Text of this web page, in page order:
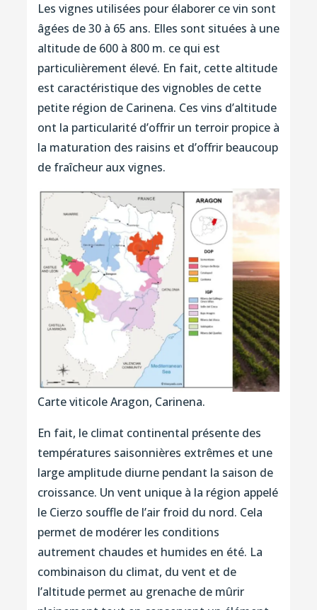
Les vignes utilisées pour élaborer ce vin sont
âgées de 30 à 65 ans. Elles sont situées à une
altitude de 600 à 800 m. ce qui est
particulièrement élevé. En fait, cette altitude
est caractéristique des vignobles de cette
petite région de Carinena. Ces vins d’altitude
ont la particularité d’offrir un terroir propice à
la maturation des raisins et d’offrir beaucoup
de fraîcheur aux vignes.
Carte viticole Aragon, Carinena.
En fait, le climat continental présente des
températures saisonnières extrêmes et une
large amplitude diurne pendant la saison de
croissance. Un vent unique à la région appelé
le Cierzo souffle de l’air froid du nord. Cela
permet de modérer les conditions
autrement chaudes et humides en été. La
combinaison du climat, du vent et de
l’altitude permet au grenache de mûrir